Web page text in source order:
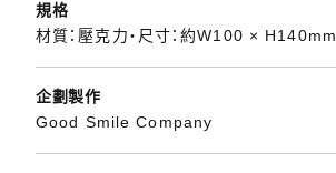
規格
材質：壓克力・尺寸：約W100 × H140mm
企劃製作
Good Smile Company